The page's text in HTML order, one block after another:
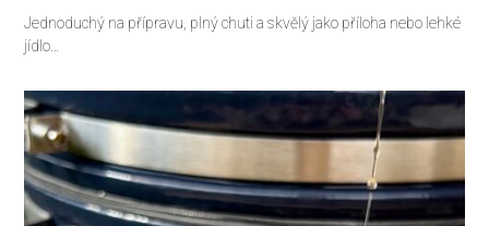
Jednoduchý na přípravu, plný chuti a skvělý jako příloha nebo lehké
jídlo…